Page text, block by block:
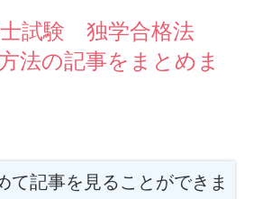
士試験 独学合格法
法の記事をまとめま
て記事を見ることができま